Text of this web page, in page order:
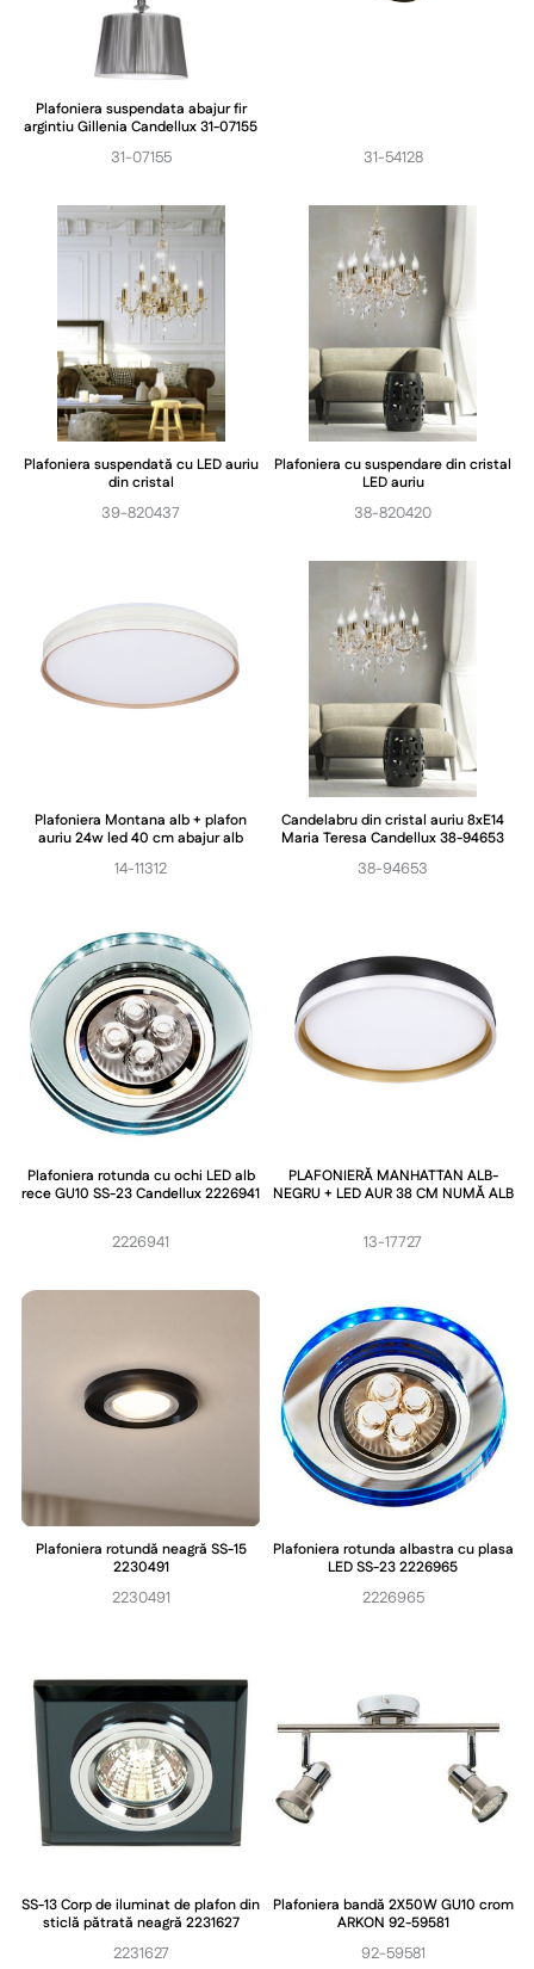
Plafoniera suspendata abajur fir
argintiu Gillenia Candellux 31-07155
31-07155 31-54128
Plafoniera suspendată cu LED auriu
din cristal
39-820437
Plafoniera cu suspendare din cristal
LED auriu
38-820420
Plafoniera Montana alb + plafon
auriu 24w led 40 cm abajur alb
14-11312
Candelabru din cristal auriu 8xE14
Maria Teresa Candellux 38-94653
38-94653
Plafoniera rotunda cu ochi LED alb
rece GU10 SS-23 Candellux 2226941
2226941
PLAFONIERĂ MANHATTAN ALB-
NEGRU + LED AUR 38 CM NUMĂ ALB
13-17727
Plafoniera rotundă neagră SS-15
2230491
2230491
Plafoniera rotunda albastra cu plasa
LED SS-23 2226965
2226965
SS-13 Corp de iluminat de plafon din
sticlă pătrată neagră 2231627
2231627
Plafoniera bandă 2X50W GU10 crom
ARKON 92-59581
92-59581